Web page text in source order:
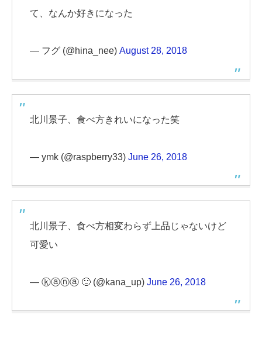
て、なんか好きになった
— フグ (@hina_nee) August 28, 2018
北川景子、食べ方きれいになった笑
— ymk (@raspberry33) June 26, 2018
北川景子、食べ方相変わらず上品じゃないけど
可愛い
— ⓚⓐⓝⓐ 🙂 (@kana_up) June 26, 2018